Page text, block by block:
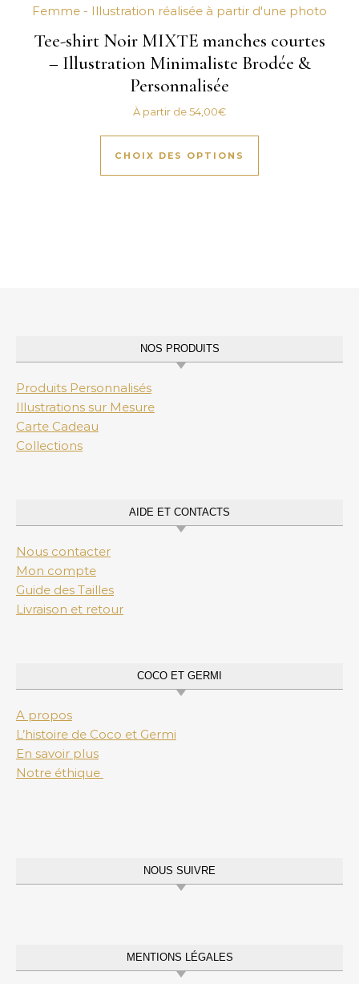
Tee-shirt Noir MIXTE manches courtes
– Illustration Minimaliste Brodée &
Personnalisée
À partir de54,00€
CHOIX DES OPTIONS
Ce produit a
NOS PRODUITS
Produits Personnalisés
Illustrations sur Mesure
Carte Cadeau
Collections
AIDE ET CONTACTS
Nous contacter
Mon compte
Guide des Tailles
Livraison et retour
COCO ET GERMI
A propos
L’histoire de Coco et Germi
En savoir plus
Notre éthique
NOUS SUIVRE
MENTIONS LÉGALES